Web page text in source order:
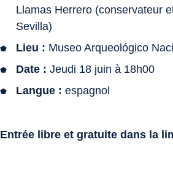
Llamas Herrero (conservateur
Sevilla)
Lieu : Museo Arqueológico
Date : Jeudi 18 juin à 18h00
Langue : espagnol
Entrée libre et gratuite dans la